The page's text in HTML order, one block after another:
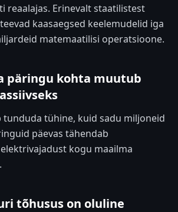
reaalajas. Erinevalt staatilistest
kaasaegsed keelemudelid iga
matemaatilisi operatsioone.
päringu kohta muutub
tunduda tühine, kuid sadu miljoneid
päevas tähendab
kogu maailma
tõhusus on oluline